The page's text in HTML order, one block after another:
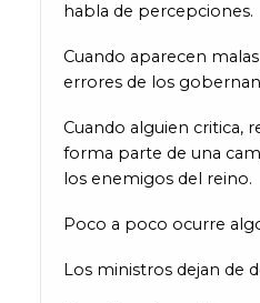
habla de percepciones.
Cuando aparecen
errores de los
Cuando alguien critica,
forma parte de una
los enemigos del reino.
Poco a poco ocurre
Los ministros dejan de